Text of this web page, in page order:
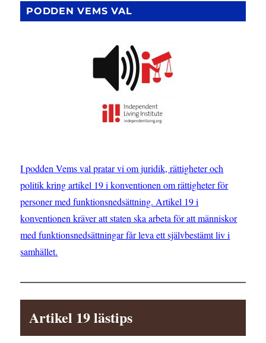
PODDEN VEMS VAL
I podden Vems val pratar vi om juridik, rättigheter och
politik kring artikel 19 i konventionen om rättigheter för
personer med funktionsnedsättning. Artikel 19 i
konventionen kräver att staten ska arbeta för att människor
med funktionsnedsättningar får leva ett självbestämt liv i
samhället.
Artikel 19 lästips